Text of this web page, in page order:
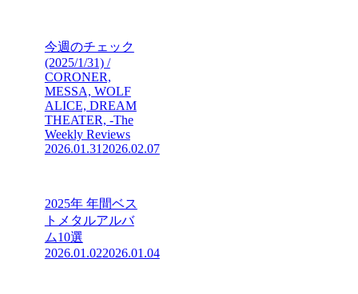
今週のチェック
(2025/1/31) /
CORONER,
MESSA, WOLF
ALICE, DREAM
THEATER, -The
Weekly Reviews
2026.01.31 2026.02.07
2025年 年間ベス
トメタルアルバ
ム10選
2026.01.022026.01.04